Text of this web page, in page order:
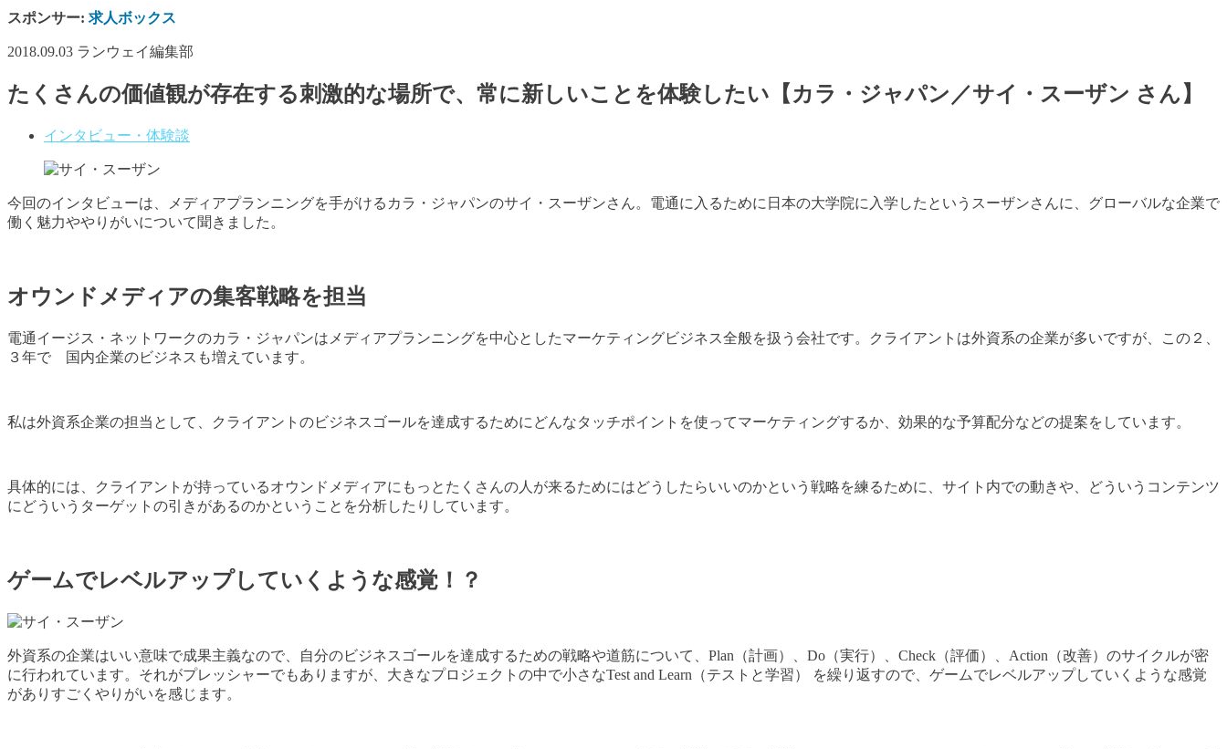
スポンサー: 求人ボックス
2018.09.03 ランウェイ編集部
たくさんの価値観が存在する刺激的な場所で、常に新しいことを体験したい【カラ・ジャパン／サイ・スーザン さん】
インタビュー・体験談
今回のインタビューは、メディアプランニングを手がけるカラ・ジャパンのサイ・スーザンさん。電通に入るために日本の大学院に入学したというスーザンさんに、グローバルな企業で
働く魅力ややりがいについて聞きました。
オウンドメディアの集客戦略を担当
電通イージス・ネットワークのカラ・ジャパンはメディアプランニングを中心としたマーケティングビジネス全般を扱う会社です。クライアントは外資系の企業が多いですが、この２、
３年で 国内企業のビジネスも増えています。
私は外資系企業の担当として、クライアントのビジネスゴールを達成するためにどんなタッチポイントを使ってマーケティングするか、効果的な予算配分などの提案をしています。
具体的には、クライアントが持っているオウンドメディアにもっとたくさんの人が来るためにはどうしたらいいのかという戦略を練るために、サイト内での動きや、どういうコンテンツ
にどういうターゲットの引きがあるのかということを分析したりしています。
ゲームでレベルアップしていくような感覚！？
外資系の企業はいい意味で成果主義なので、自分のビジネスゴールを達成するための戦略や道筋について、Plan（計画）、Do（実行）、Check（評価）、Action（改善）のサイクルが密
に行われています。それがプレッシャーでもありますが、大きなプロジェクトの中で小さなTest and Learn（テストと学習） を繰り返すので、ゲームでレベルアップしていくような感覚
がありすごくやりがいを感じます。